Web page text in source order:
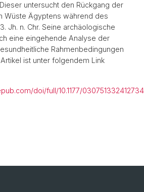
untersucht den Rückgang der
Wüste Ägyptens während des
Jh. n. Chr. Seine archäologische
eine eingehende Analyse der
Rahmenbedingungen
ist unter folgendem Link
doi/full/10.1177/